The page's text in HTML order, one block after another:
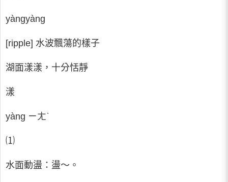
yàngyàng
[ripple] 水波飄蕩的樣子
湖面漾漾，十分恬靜
漾
yàng ㄧㄤˋ
⑴
水面動盪：盪～。